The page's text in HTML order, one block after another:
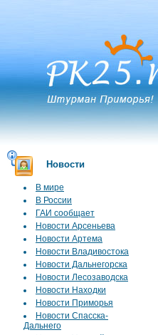
Новости
В мире
В России
ГАИ сообщает
Новости Арсеньева
Новости Артема
Новости Владивостока
Новости Дальнегорска
Новости Лесозаводска
Новости Находки
Новости Приморья
Новости Спасска-
Дальнего